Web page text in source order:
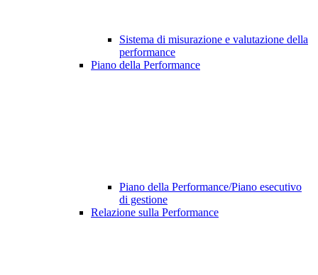
Sistema di misurazione e valutazione della
performance
Piano della Performance
Piano della Performance/Piano esecutivo
di gestione
Relazione sulla Performance